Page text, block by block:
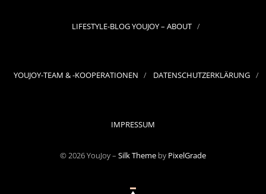
LIFESTYLE-BLOG YOUJOY – ABOUT
YOUJOY-TEAM & -KOOPERATIONEN DATENSCHUTZERKLÄRUNG
IMPRESSUM
© 2026 YouJoy – Silk Theme by PixelGrade